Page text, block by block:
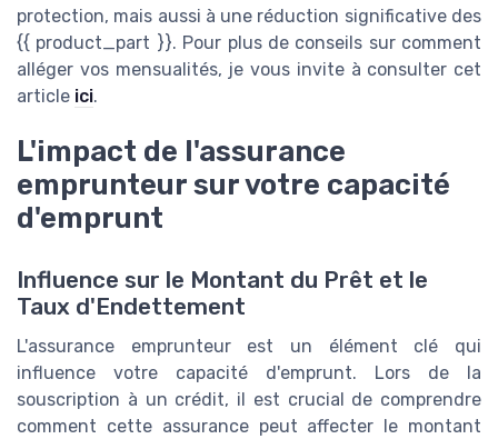
protection, mais aussi à une réduction significative des
{{ product_part }}. Pour plus de conseils sur comment
alléger vos mensualités, je vous invite à consulter cet
article ici.
L'impact de l'assurance
emprunteur sur votre capacité
d'emprunt
Influence sur le Montant du Prêt et le
Taux d'Endettement
L'assurance emprunteur est un élément clé qui
influence votre capacité d'emprunt. Lors de la
souscription à un crédit, il est crucial de comprendre
comment cette assurance peut affecter le montant